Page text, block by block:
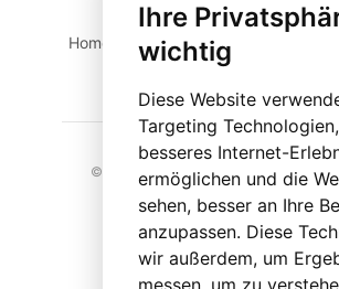
Ihre
wichtig
Diese Website
Targeting
besseres Internet-
ermöglichen und die
sehen, besser an Ihre
anzupassen. Diese
wir außerdem, um
messen, um zu
Home Suche Login
© 2023 BLO24.at – Bezirk Liezen